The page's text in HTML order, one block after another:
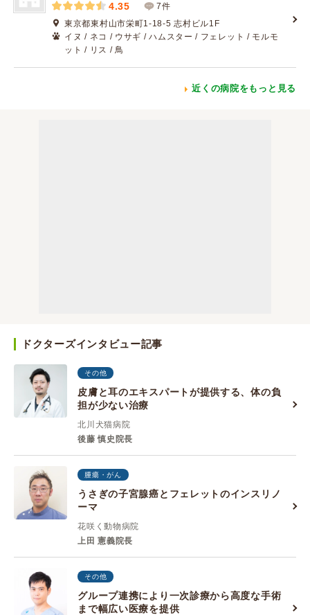
4.35
7件
東京都東村山市栄町1-18-5 志村ビル1F
イヌ / ネコ / ウサギ / ハムスター / フェレット / モルモ
ット / リス / 鳥
近くの病院をもっと見る
ドクターズインタビュー記事
その他
皮膚と耳のエキスパートが提供する、体の負
担が少ない治療
北川犬猫病院
後藤 慎史院長
腫瘍・がん
うさぎの子宮腺癌とフェレットのインスリノ
ーマ
花咲く動物病院
上田 憲義院長
その他
グループ連携により一次診療から高度な手術
まで幅広い医療を提供